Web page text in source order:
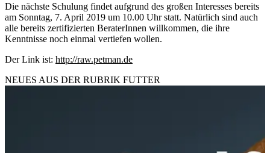
Die nächste Schulung findet aufgrund des großen Interesses bereits
am Sonntag, 7. April 2019 um 10.00 Uhr statt. Natürlich sind auch
alle bereits zertifizierten BeraterInnen willkommen, die ihre
Kenntnisse noch einmal vertiefen wollen.
Der Link ist: http://raw.petman.de
NEUES AUS DER RUBRIK FUTTER